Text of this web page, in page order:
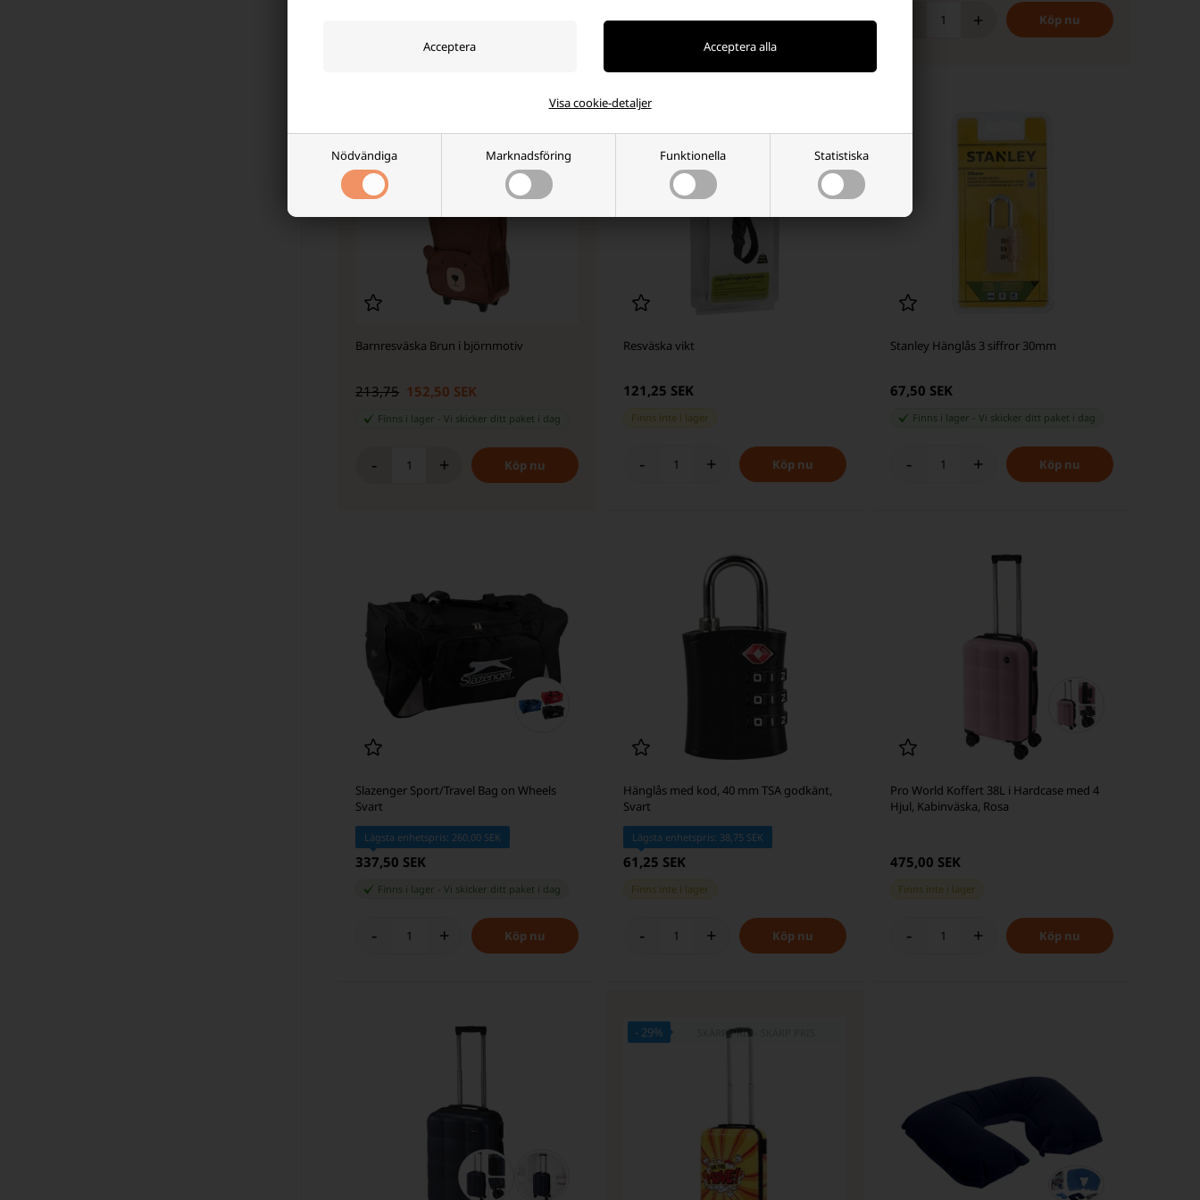
Nödvändiga Marknadsföring Funktionella Statistiska
Visa cookie-detaljer
- + +
Barnresväska Brun i björnmotiv
213,75 152,50 SEK
Finns i lager -Vi skicker ditt paket i dag
- +
Resväska vikt
121,25 SEK
Finns inte i lager
- +
Stanley Hänglås 3 siffror 30mm
67,50 SEK
Finns i lager Vi skicker ditt paket i dag
- +
Slazenger Sport/Travel Bag on Wheels
Svart
Lägsta enhetspris: 260,00 SEK
337,50 SEK
Finns i lager -Vi skicker ditt paket i dag
- +
Hänglås med kod, 40 mm TSA godkänt,
Svart
Lägsta enhetspris: 38,75 SEK
61,25 SEK
Finns inte i lager
- +
Pro World Koffert 38L i Hardcase med 4
Hjul, Kabinväska, Rosa
475,00 SEK
Finns inte i lager
- +
- 29%